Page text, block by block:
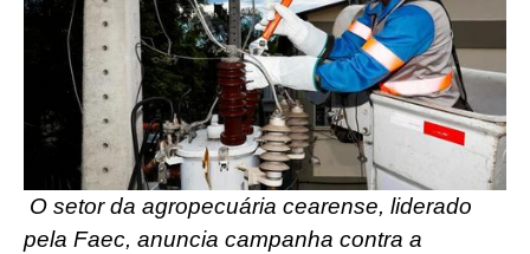
O setor da agropecuária cearense, liderado
pela Faec, anuncia campanha contra a